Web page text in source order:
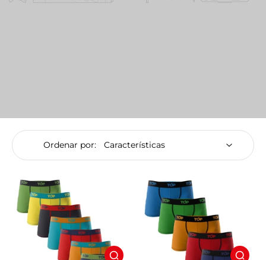
Ordenar por: